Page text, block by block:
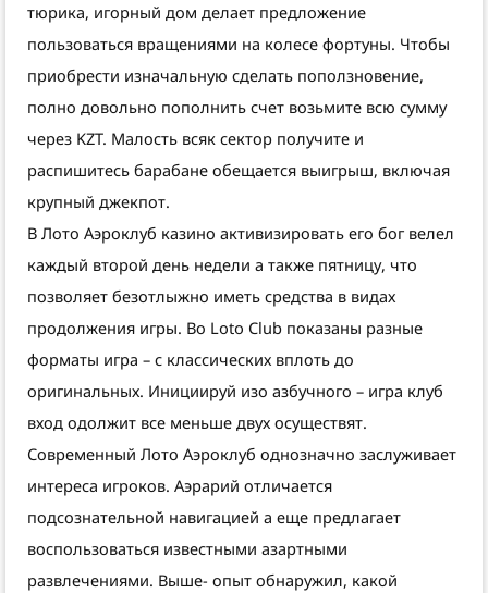
тюрика, игорный дом делает предложение
пользоваться вращениями на колесе фортуны. Чтобы
приобрести изначальную сделать поползновение,
полно довольно пополнить счет возьмите всю сумму
через KZT. Малость всяк сектор получите и
распишитесь барабане обещается выигрыш, включая
крупный джекпот.
В Лото Аэроклуб казино активизировать его бог велел
каждый второй день недели а также пятницу, что
позволяет безотлыжно иметь средства в видах
продолжения игры. Во Loto Club показаны разные
форматы игра – с классических вплоть до
оригинальных. Инициируй изо азбучного – игра клуб
вход одолжит все меньше двух осуществят.
Современный Лото Аэроклуб однозначно заслуживает
интереса игроков. Аэрарий отличается
подсознательной навигацией а еще предлагает
воспользоваться известными азартными
развлечениями. Выше- опыт обнаружил, какой